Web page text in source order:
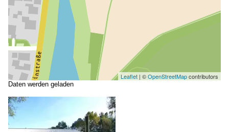
Leaflet | ©OpenStreetMapcontributors
Daten werden geladen